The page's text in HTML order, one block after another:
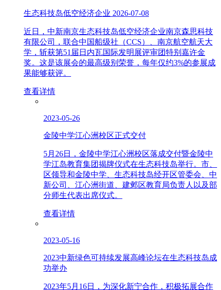
生态科技岛低空经济企业 2026-07-08
近日，中新南京生态科技岛低空经济企业南京森思科技
有限公司，联合中国船级社（CCS）、南京航空航天大
学，斩获第51届日内瓦国际发明展评审团特别嘉许金
奖。这是该展会的最高级别荣誉，每年仅约3%的参展成
果能够获评。
查看详情
2023-05-26
金陵中学江心洲校区正式交付
5月26日，金陵中学江心洲校区落成交付暨金陵中
学江岛教育集团揭牌仪式在生态科技岛举行。市、
区领导和金陵中学、生态科技岛经开区管委会、中
新公司、江心洲街道、建邺区教育局负责人以及部
分师生代表出席仪式。
查看详情
2023-05-16
2023中新绿色可持续发展高峰论坛在生态科技岛成
功举办
2023年5月16日，为深化新宁合作，积极拓展合作